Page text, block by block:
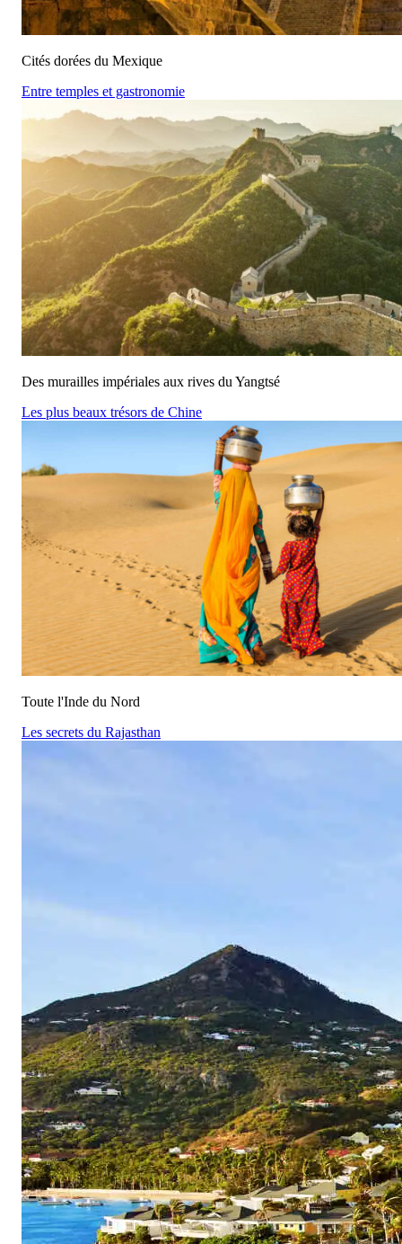
Cités dorées du Mexique
Entre temples et gastronomie
Des murailles impériales aux rives du Yangtsé
Les plus beaux trésors de Chine
Toute l'Inde du Nord
Les secrets du Rajasthan